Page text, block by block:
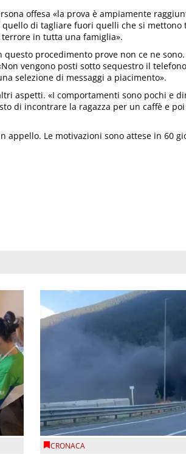
offesa «la prova è ampiamente
quello di tagliare fuori quelli che si
in tutta una famiglia».
questo procedimento prove non ce ne
vengono posti sotto sequestro il
selezione di messaggi a piacimento».
aspetti. «I comportamenti sono pochi e
di incontrare la ragazza per un caffè e
appello. Le motivazioni sono attese in 60
CRONACA